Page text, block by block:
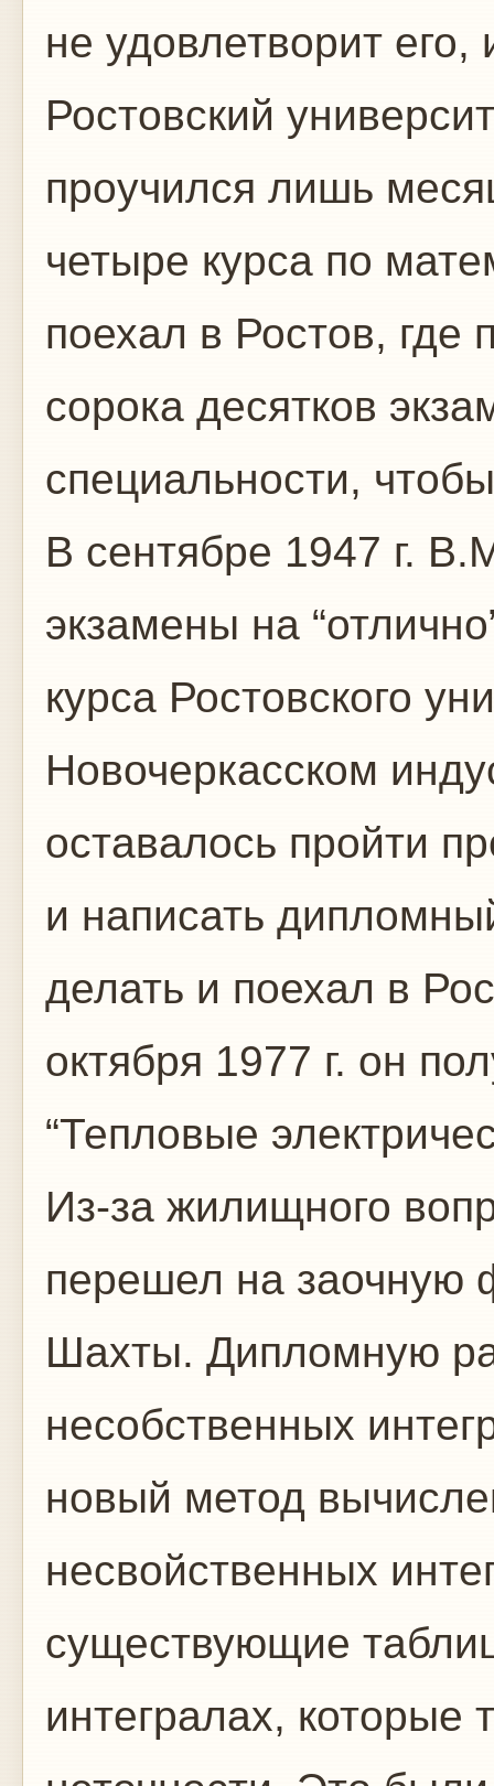
не удовлетворит
Ростовский
проучился лишь
четыре курса по
поехал в Ростов, где
сорока десятков
специальности,
В сентябре 1947 г.
экзамены на
курса Ростовского
Новочеркасском
оставалось пройти
и написать
делать и поехал в
октября 1977 г. он
“Тепловые
Из-за жилищного
перешел на заочную
Шахты. Дипломную
несобственных
новый метод
несвойственных
существующие
интегралах,